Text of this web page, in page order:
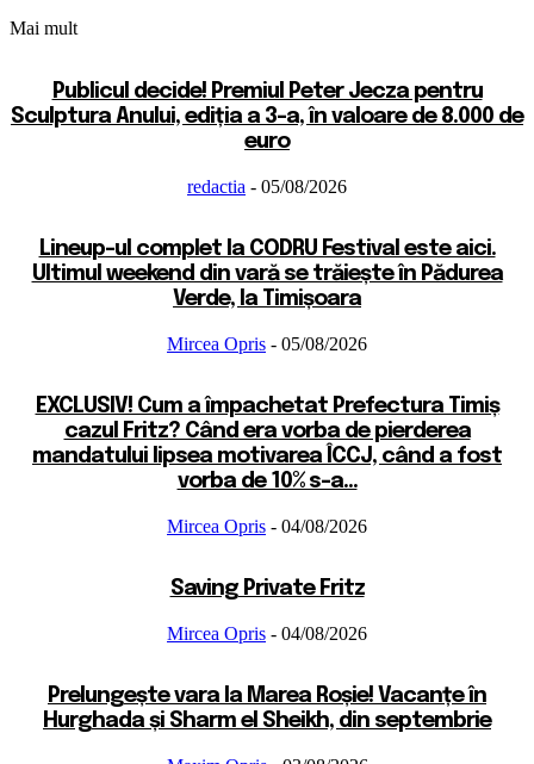
Mai mult
Publicul decide! Premiul Peter Jecza pentru
Sculptura Anului, ediția a 3-a, în valoare de 8.000 de
euro
redactia - 05/08/2026
Lineup-ul complet la CODRU Festival este aici.
Ultimul weekend din vară se trăiește în Pădurea
Verde, la Timișoara
Mircea Opris - 05/08/2026
EXCLUSIV! Cum a împachetat Prefectura Timiș
cazul Fritz? Când era vorba de pierderea
mandatului lipsea motivarea ÎCCJ, când a fost
vorba de 10% s-a...
Mircea Opris - 04/08/2026
Saving Private Fritz
Mircea Opris - 04/08/2026
Prelungește vara la Marea Roșie! Vacanțe în
Hurghada și Sharm el Sheikh, din septembrie